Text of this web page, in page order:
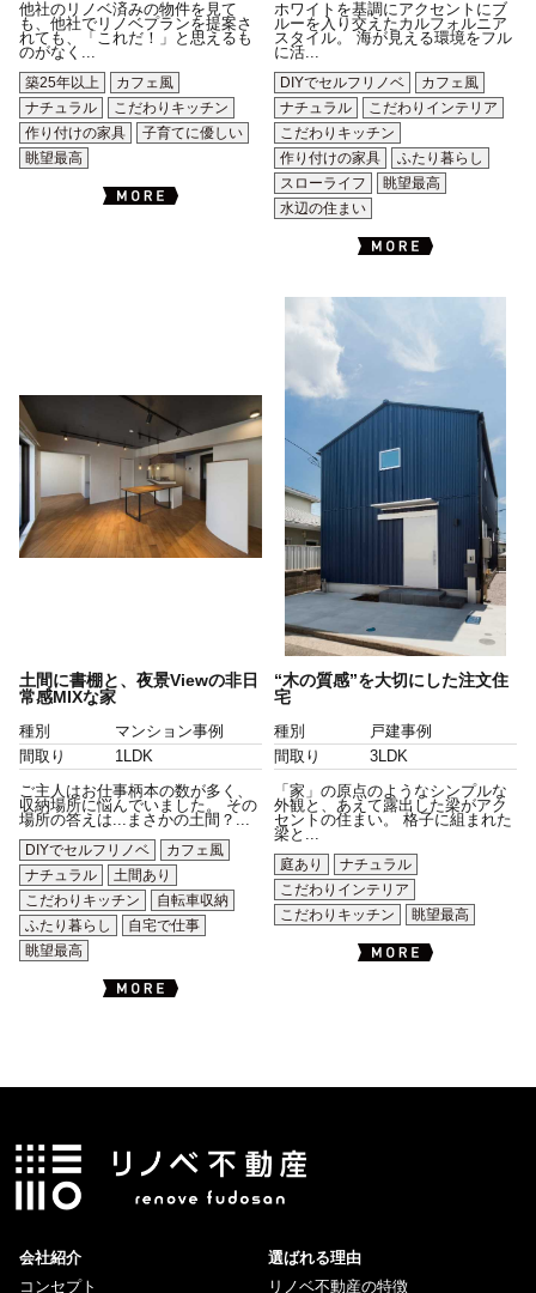
他社のリノベ済みの物件を見て
も、他社でリノベプランを提案さ
れても、「これだ！」と思えるも
のがなく...
築25年以上
カフェ風
ナチュラル
こだわりキッチン
作り付けの家具
子育てに優しい
眺望最高
ホワイトを基調にアクセントにブ
ルーを入り交えたカルフォルニア
スタイル。 海が見える環境をフル
に活...
DIYでセルフリノベ
カフェ風
ナチュラル
こだわりインテリア
こだわりキッチン
作り付けの家具
ふたり暮らし
スローライフ
眺望最高
水辺の住まい
土間に書棚と、夜景Viewの非日
常感MIXな家
種別
マンション事例
間取り
1LDK
ご主人はお仕事柄本の数が多く、
収納場所に悩んでいました。 その
場所の答えは...まさかの土間？...
DIYでセルフリノベ
カフェ風
ナチュラル
土間あり
こだわりキッチン
自転車収納
ふたり暮らし
自宅で仕事
眺望最高
“木の質感”を大切にした注文住
宅
種別
戸建事例
間取り
3LDK
「家」の原点のようなシンプルな
外観と、あえて露出した梁がアク
セントの住まい。 格子に組まれた
梁と...
庭あり
ナチュラル
こだわりインテリア
こだわりキッチン
眺望最高
会社紹介
コンセプト
選ばれる理由
リノベ不動産の特徴